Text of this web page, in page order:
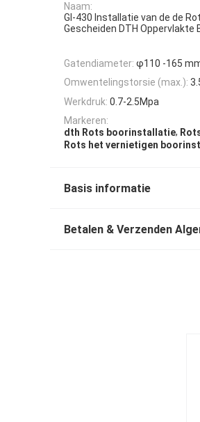
Naam:
Gl-430 Installatie van de de
Gescheiden DTH Oppervlakte
Gatendiameter: φ110 -165
Omwentelingstorsie (max.):
Werkdruk: 0.7-2.5Mpa
Markeren:
dth Rots boorinstallatie,
Rots het vernietigen
Basis informatie
Betalen & Verzenden